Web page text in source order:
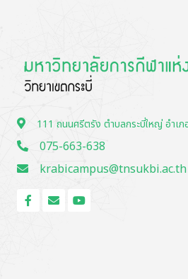
111 ถนนศรีตรัง ตำบลกระบี่ใหญ่ อำเ
075-663-638
krabicampus@tnsukbi.ac.th